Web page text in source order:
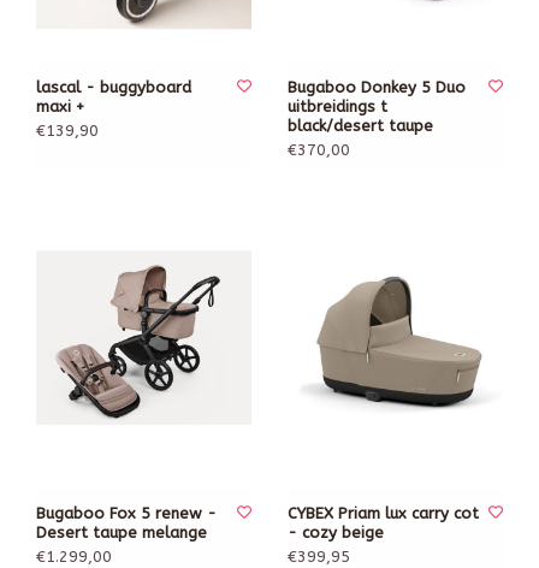
lascal - buggyboard
maxi +
€139,90
Bugaboo Donkey 5 Duo
uitbreidings t
black/desert taupe
€370,00
Bugaboo Fox 5 renew -
Desert taupe melange
€1.299,00
CYBEX Priam lux carry cot
- cozy beige
€399,95